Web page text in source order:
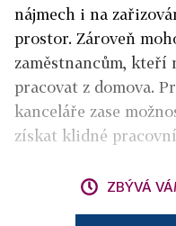
nájmech i na
prostor. Zároveň
zaměstnancům, kteří
pracovat z domova.
kanceláře zase
získat klidné
ZBÝVÁ